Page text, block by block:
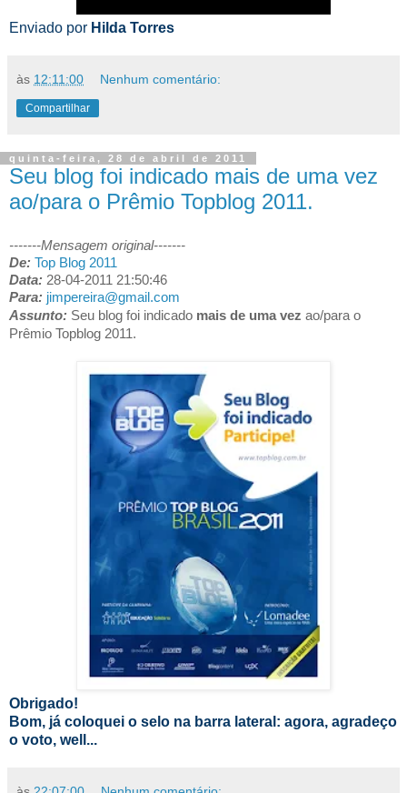
Enviado por Hilda Torres
às 12:11:00 Nenhum comentário:
Compartilhar
quinta-feira, 28 de abril de 2011
Seu blog foi indicado mais de uma vez
ao/para o Prêmio Topblog 2011.
-------Mensagem original-------
De: Top Blog 2011
Data: 28-04-2011 21:50:46
Para: jimpereira@gmail.com
Assunto: Seu blog foi indicado mais de uma vez ao/para o
Prêmio Topblog 2011.
Obrigado!
Bom, já coloquei o selo na barra lateral: agora, agradeço
o voto, well...